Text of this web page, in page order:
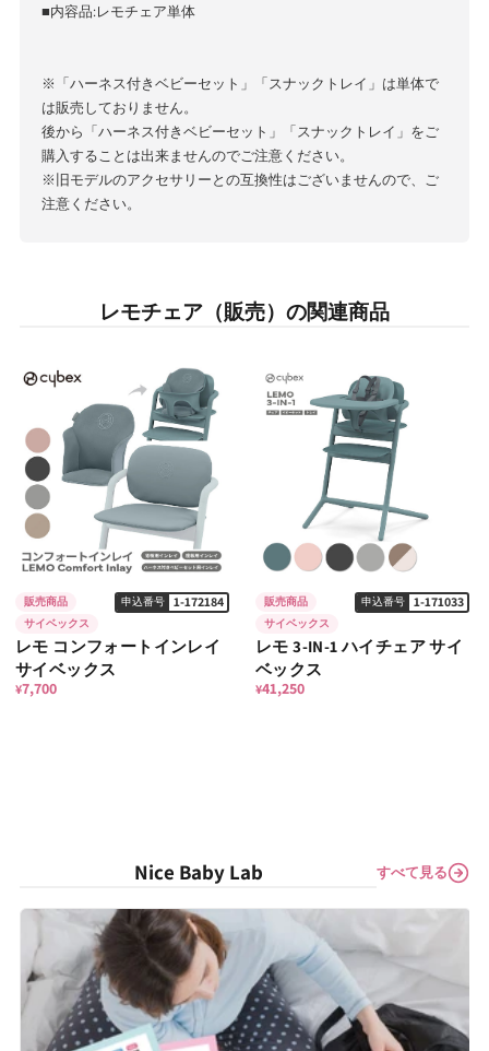
■内容品:レモチェア単体
※「ハーネス付きベビーセット」「スナックトレイ」は単体で
は販売しておりません。
後から「ハーネス付きベビーセット」「スナックトレイ」をご
購入することは出来ませんのでご注意ください。
※旧モデルのアクセサリーとの互換性はございませんので、ご
注意ください。
レモチェア（販売）の関連商品
販売商品 申込番号 1-172184
サイベックス
レモ コンフォートインレイ
サイベックス
¥7,700
販売商品 申込番号 1-171033
サイベックス
レモ 3-IN-1 ハイチェア サイ
ベックス
¥41,250
Nice Baby Lab すべて見る